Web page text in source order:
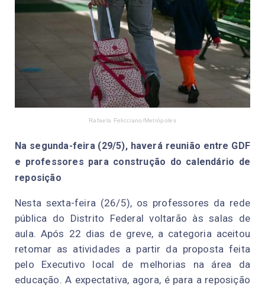
Rafaela Felicciano/Metrópoles
Na segunda-feira (29/5), haverá reunião entre GDF
e professores para construção do calendário de
reposição
Nesta sexta-feira (26/5), os professores da rede
pública do Distrito Federal voltarão às salas de
aula. Após 22 dias de greve, a categoria aceitou
retomar as atividades a partir da proposta feita
pelo Executivo local de melhorias na área da
educação. A expectativa, agora, é para a reposição